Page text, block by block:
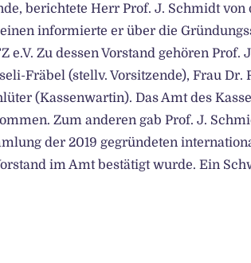
berichtete Herr Prof. J. Schmidt
informierte er über die
e.V. Zu dessen Vorstand gehören Prof.
Fräbel (stellv. Vorsitzende), Frau
(Kassenwartin). Das Amt des
Zum anderen gab Prof. J.
der 2019 gegründeten
im Amt bestätigt wurde. Ein